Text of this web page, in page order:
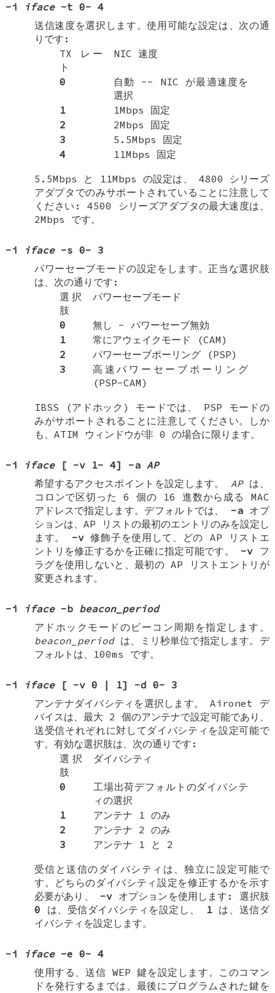
-i iface -t 0-4
送信速度を選択します。使用可能な設定は、次の通
りです:
TX レー
ト
NIC 速度
0
自動 -- NIC が最適速度を
選択
1
1Mbps 固定
2
2Mbps 固定
3
5.5Mbps 固定
4
11Mbps 固定
5.5Mbps と 11Mbps の設定は、 4800 シリーズ
アダプタでのみサポートされていることに注意して
ください: 4500 シリーズアダプタの最大速度は、
2Mbps です。
-i iface -s 0- 3
パワーセーブモードの設定をします。正当な選択肢
は、次の通りです:
選択
肢
パワーセーブモード
0
無し - パワーセーブ無効
1
常にアウェイクモード (CAM)
2
パワーセーブポーリング (PSP)
3
高速パワーセーブポーリング
(PSP-CAM)
IBSS (アドホック) モードでは、 PSP モードの
みがサポートされることに注意してください。しか
も、ATIM ウィンドウが非 0 の場合に限ります。
-i iface[ -v 1-4] -a AP
希望するアクセスポイントを設定します。APは、
コロンで区切った 6 個の 16 進数から成る MAC
アドレスで指定します。デフォルトでは、 -a オプ
ションは、AP リストの最初のエントリのみを設定し
ます。 -v修飾子を使用して、どの AP リストエ
ントリを修正するかを正確に指定可能です。 -v フ
ラグを使用しないと、最初の AP リストエントリが
変更されます。
-i iface -b beacon_period
アドホックモードのビーコン周期を指定します。
beacon_periodは、ミリ秒単位で指定します。デ
フォルトは、100ms です。
-i iface[ -v 0 | 1] -d 0- 3
アンテナダイバシティを選択します。 Aironet デ
バイスは、最大 2 個のアンテナで設定可能であり、
送受信それぞれに対してダイバシティを設定可能で
す。有効な選択肢は、次の通りです:
選択
肢
ダイバシティ
0
工場出荷デフォルトのダイバシテ
ィの選択
1
アンテナ 1 のみ
2
アンテナ 2 のみ
3
アンテナ 1 と 2
受信と送信のダイバシティは、独立に設定可能で
す。どちらのダイバシティ設定を修正するかを示す
必要があり、 -vオプションを使用します: 選択肢
0 は、受信ダイバシティを設定し、 1は、送信ダ
イバシティを設定します。
-i iface -e 0-4
使用する、送信 WEP 鍵を設定します。このコマン
ドを発行するまでは、最後にプログラムされた鍵を